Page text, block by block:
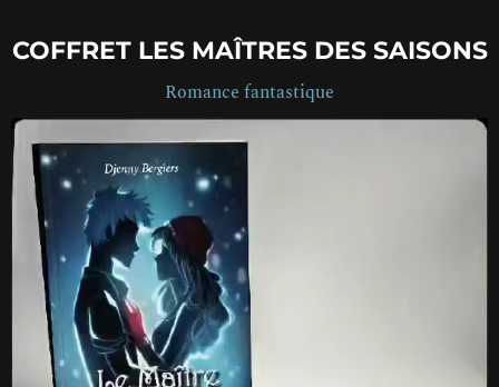
COFFRET LES MAÎTRES DES SAISONS
Romance fantastique